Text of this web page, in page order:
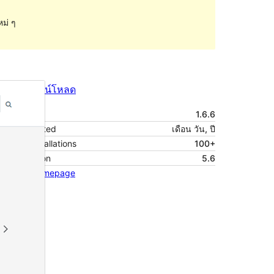
ม่ ๆ
ดาวน์โหลด
1.6.6
Last updated
เดือน วัน, ปี
Active installations
100+
PHP version
5.6
Theme homepage